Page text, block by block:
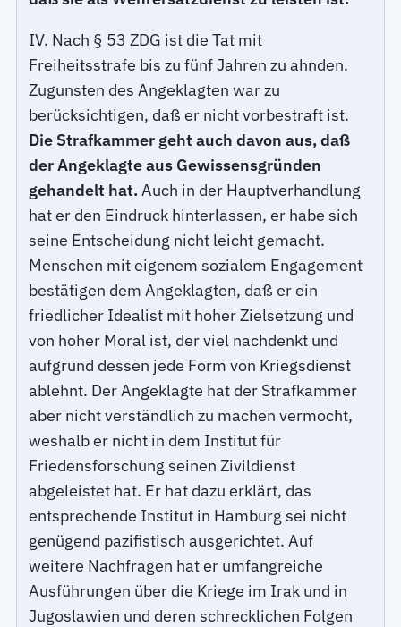
IV. Nach § 53 ZDG ist die Tat mit
Freiheitsstrafe bis zu fünf Jahren zu ahnden.
Zugunsten des Angeklagten war zu
berücksichtigen, daß er nicht vorbestraft ist.
Die Strafkammer geht auch davon aus, daß
der Angeklagte aus Gewissensgründen
gehandelt hat. Auch in der Hauptverhandlung
hat er den Eindruck hinterlassen, er habe sich
seine Entscheidung nicht leicht gemacht.
Menschen mit eigenem sozialem Engagement
bestätigen dem Angeklagten, daß er ein
friedlicher Idealist mit hoher Zielsetzung und
von hoher Moral ist, der viel nachdenkt und
aufgrund dessen jede Form von Kriegsdienst
ablehnt. Der Angeklagte hat der Strafkammer
aber nicht verständlich zu machen vermocht,
weshalb er nicht in dem Institut für
Friedensforschung seinen Zivildienst
abgeleistet hat. Er hat dazu erklärt, das
entsprechende Institut in Hamburg sei nicht
genügend pazifistisch ausgerichtet. Auf
weitere Nachfragen hat er umfangreiche
Ausführungen über die Kriege im Irak und in
Jugoslawien und deren schrecklichen Folgen